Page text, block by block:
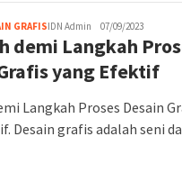
GRAFISIDN Admin 07/09/2023
demi Langkah
yang Efektif
Langkah Proses Desain
Desain grafis adalah seni